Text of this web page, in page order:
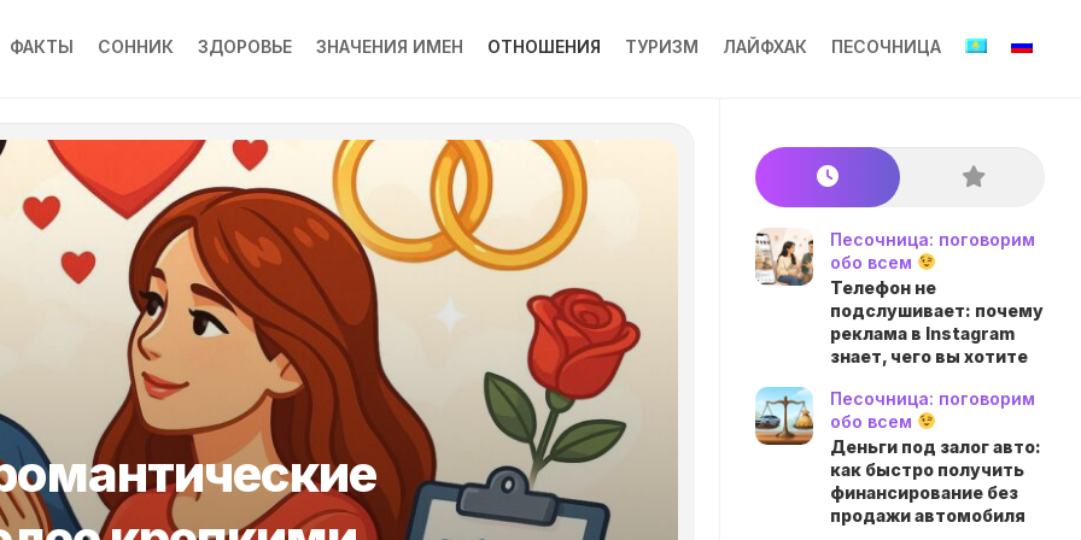
ФАКТЫ СОННИК ЗДОРОВЬЕ ЗНАЧЕНИЯ ИМЕН ОТНОШЕНИЯ ТУРИЗМ ЛАЙФХАК ПЕСОЧНИЦА
Песочница: поговорим
обо всем
Телефон не
подслушивает: почему
реклама в Instagram
знает, чего вы хотите
Песочница: поговорим
обо всем
Деньги под залог авто:
как быстро получить
финансирование без
продажи автомобиля